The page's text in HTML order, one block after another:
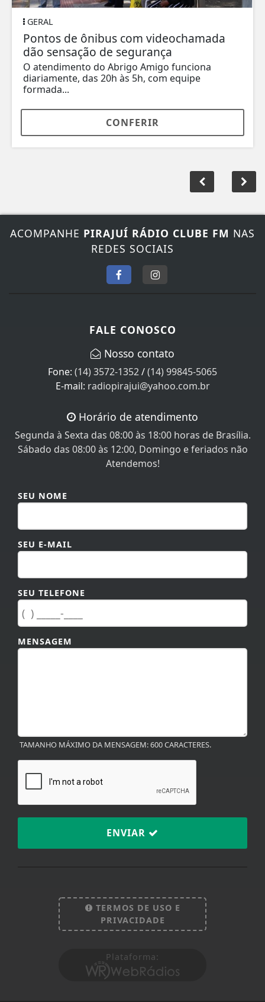
GERAL
Pontos de ônibus com videochamada
dão sensação de segurança
O atendimento do Abrigo Amigo funciona
diariamente, das 20h às 5h, com equipe
formada...
CONFERIR
ACOMPANHE PIRAJUÍ RÁDIO CLUBE FM NAS
REDES SOCIAIS
FALE CONOSCO
Nosso contato
Fone: (14) 3572-1352/(14) 99845-5065
E-mail: radiopirajui@yahoo.com.br
Horário de atendimento
Segunda à Sexta das 08:00 às 18:00 horas de Brasília.
Sábado das 08:00 às 12:00, Domingo e feriados não
Atendemos!
SEU NOME
SEU E-MAIL
SEU TELEFONE
MENSAGEM
TAMANHO MÁXIMO DA MENSAGEM: 600 CARACTERES.
ENVIAR
TERMOS DE USO E
PRIVACIDADE
Plataforma:
Esse site utiliza cookies para melhorar sua
experiência de navegação. Ao continuar o acesso,
entendemos que você concorda com nossos Termos
PARA MAIS INFORMAÇÕES,ACESSE NOSSOS TERMOS